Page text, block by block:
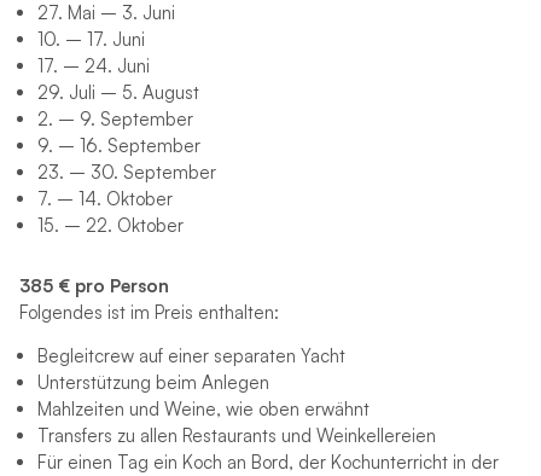
27. Mai – 3. Juni
10. – 17. Juni
17. – 24. Juni
29. Juli – 5. August
2. – 9. September
9. – 16. September
23. – 30. September
7. – 14. Oktober
15. – 22. Oktober
385 € pro Person
Folgendes ist im Preis enthalten:
Begleitcrew auf einer separaten Yacht
Unterstützung beim Anlegen
Mahlzeiten und Weine, wie oben erwähnt
Transfers zu allen Restaurants und Weinkellereien
Für einen Tag ein Koch an Bord, der Kochunterricht in der